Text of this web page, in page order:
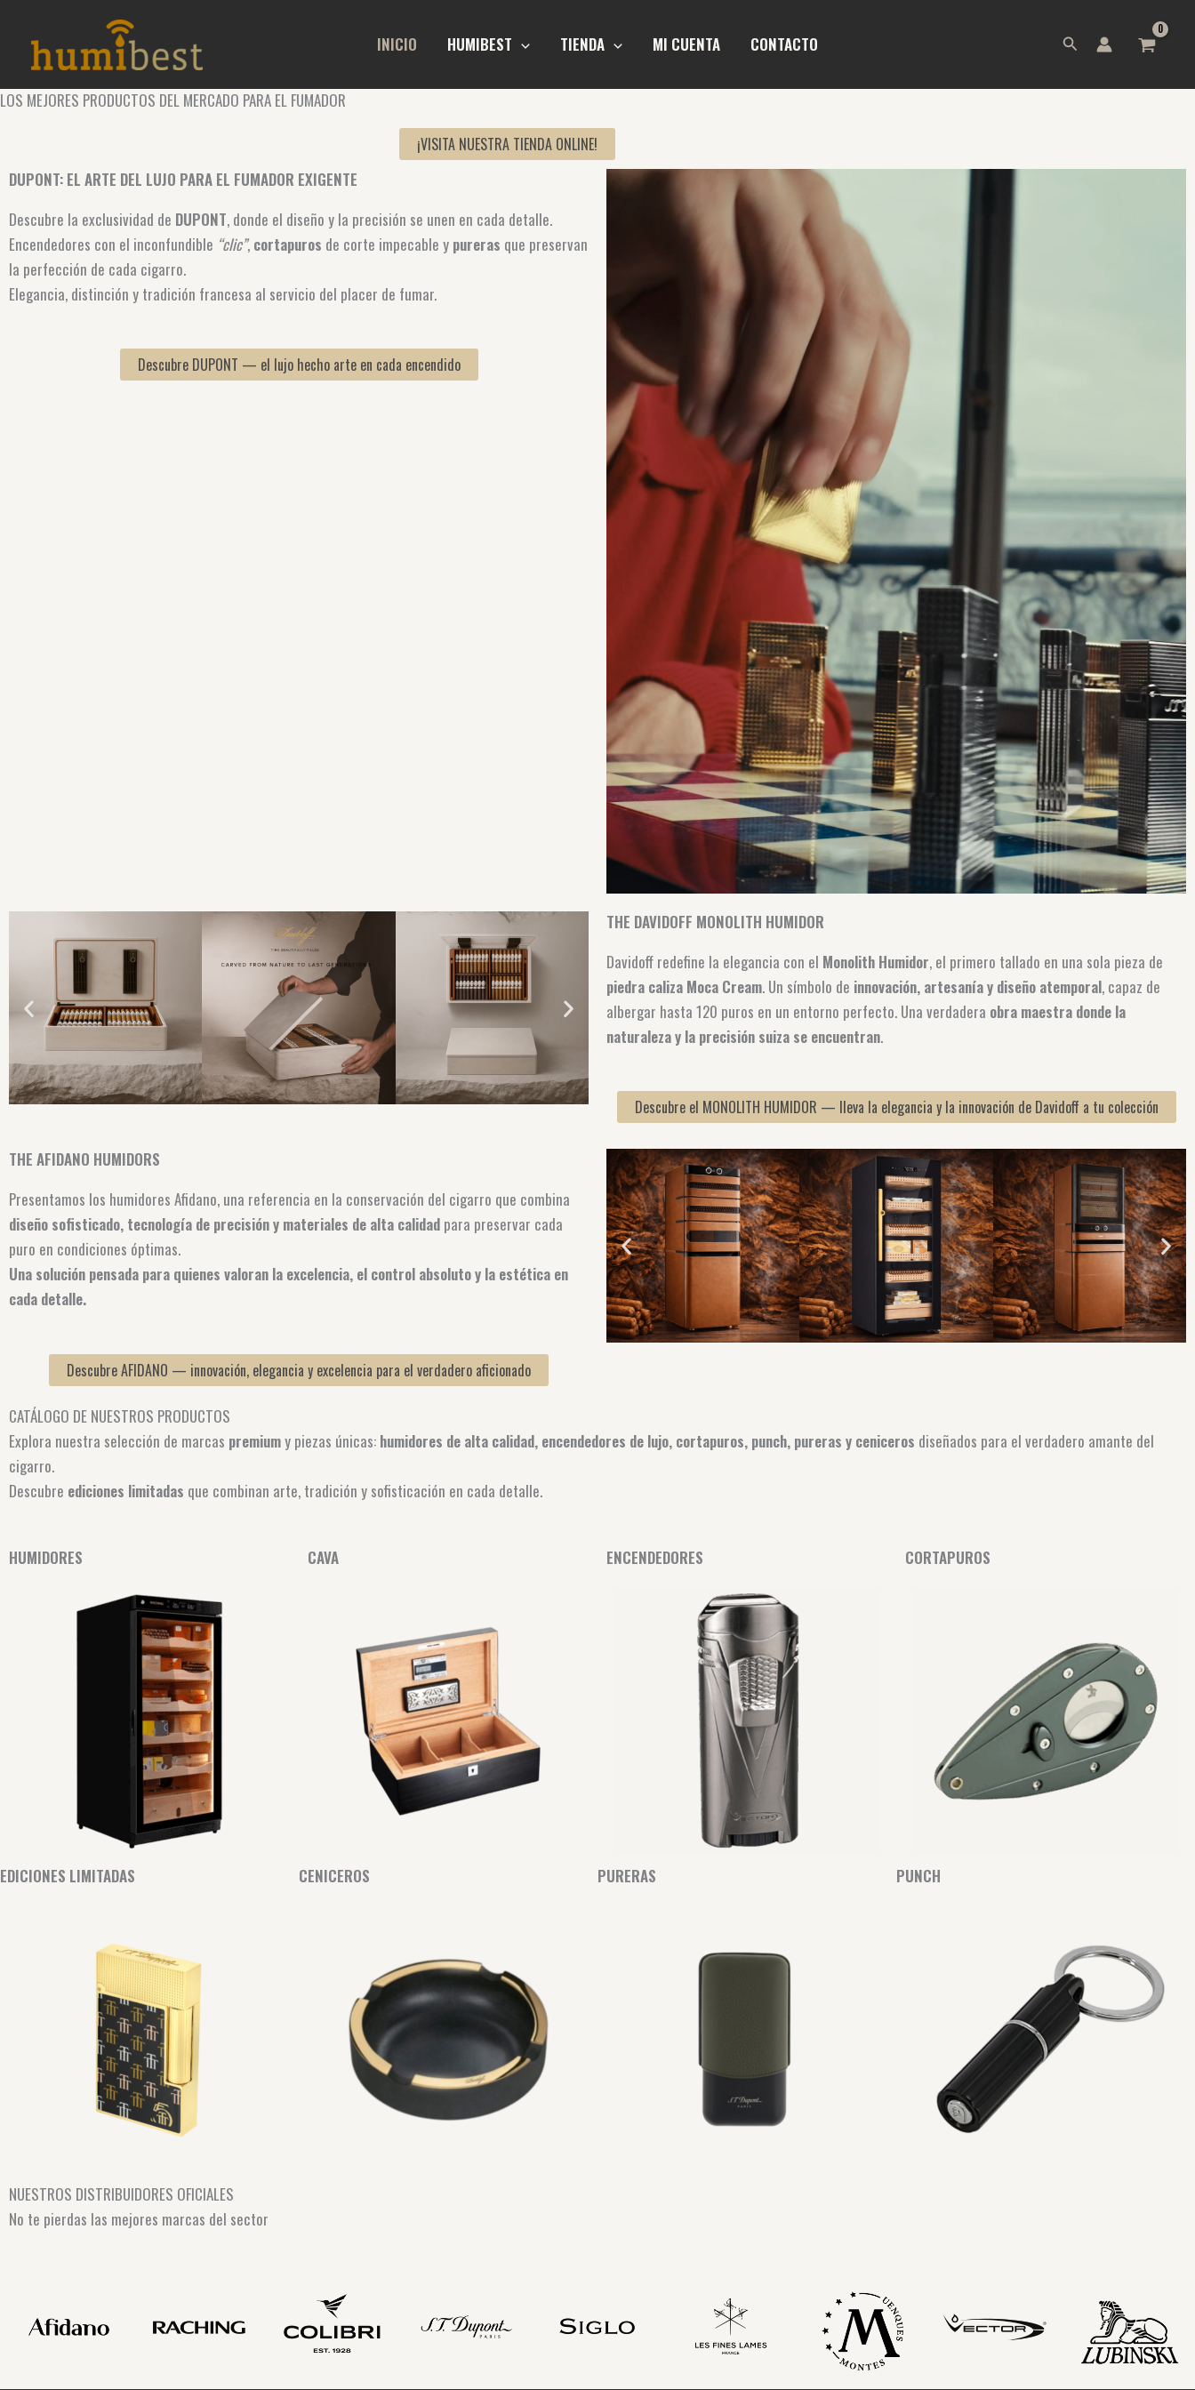
contenido
INICIO HUMIBEST TIENDA MI CUENTA CONTACTO Buscar
LOS MEJORES PRODUCTOS DEL MERCADO PARA EL FUMADOR
¡VISITA NUESTRA TIENDA ONLINE!
DUPONT: EL ARTE DEL LUJO PARA EL FUMADOR EXIGENTE
Descubre la exclusividad de DUPONT, donde el diseño y la precisión se unen en cada detalle.
Encendedores con el inconfundible “clic”, cortapuros de corte impecable y pureras que preservan
la perfección de cada cigarro.
Elegancia, distinción y tradición francesa al servicio del placer de fumar.
Descubre DUPONT — el lujo hecho arte en cada encendido
THE DAVIDOFF MONOLITH HUMIDOR
Davidoff redefine la elegancia con el Monolith Humidor, el primero tallado en una sola pieza de
piedra caliza Moca Cream. Un símbolo de innovación, artesanía y diseño atemporal, capaz de
albergar hasta 120 puros en un entorno perfecto. Una verdadera obra maestra donde la
naturaleza y la precisión suiza se encuentran.
Descubre el MONOLITH HUMIDOR — lleva la elegancia y la innovación de Davidoff a tu colección
THE AFIDANO HUMIDORS
Presentamos los humidores Afidano, una referencia en la conservación del cigarro que combina
diseño sofisticado, tecnología de precisión y materiales de alta calidad para preservar cada
puro en condiciones óptimas.
Una solución pensada para quienes valoran la excelencia, el control absoluto y la estética en
cada detalle.
Descubre AFIDANO — innovación, elegancia y excelencia para el verdadero aficionado
CATÁLOGO DE NUESTROS PRODUCTOS
Explora nuestra selección de marcas premiumy piezas únicas: humidores de alta calidad, encendedores de lujo, cortapuros, punch, pureras y ceniceros diseñados para el verdadero amante del
cigarro.
Descubre ediciones limitadas que combinan arte, tradición y sofisticación en cada detalle.
HUMIDORES CAVA ENCENDEDORES CORTAPUROS
EDICIONES LIMITADAS CENICEROS PURERAS PUNCH
NUESTROS DISTRIBUIDORES OFICIALES
No te pierdas las mejores marcas del sector